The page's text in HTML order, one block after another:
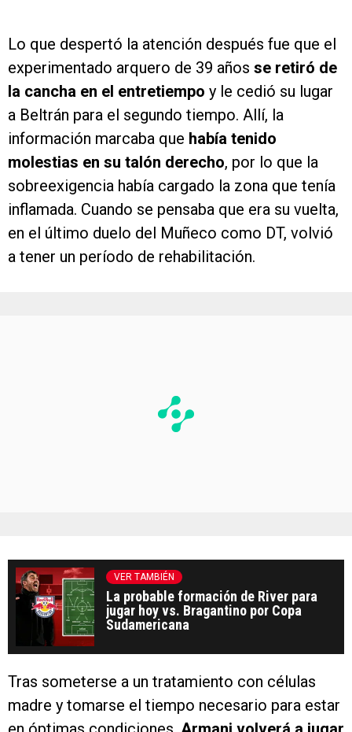
Lo que despertó la atención después fue que el
experimentado arquero de 39 años se retiró de
la cancha en el entretiempo y le cedió su lugar
a Beltrán para el segundo tiempo. Allí, la
información marcaba que había tenido
molestias en su talón derecho, por lo que la
sobreexigencia había cargado la zona que tenía
inflamada. Cuando se pensaba que era su vuelta,
en el último duelo del Muñeco como DT, volvió
a tener un período de rehabilitación.
VER TAMBIÉN
La probable formación de River para
jugar hoy vs. Bragantino por Copa
Sudamericana
Tras someterse a un tratamiento con células
madre y tomarse el tiempo necesario para estar